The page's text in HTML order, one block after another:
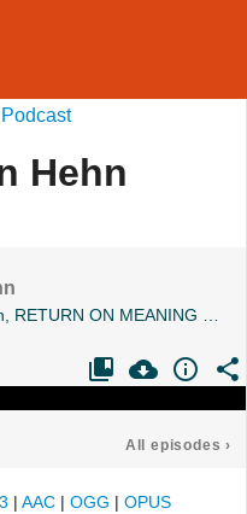
Hehn
All episodes ›
| AAC | OGG | OPUS